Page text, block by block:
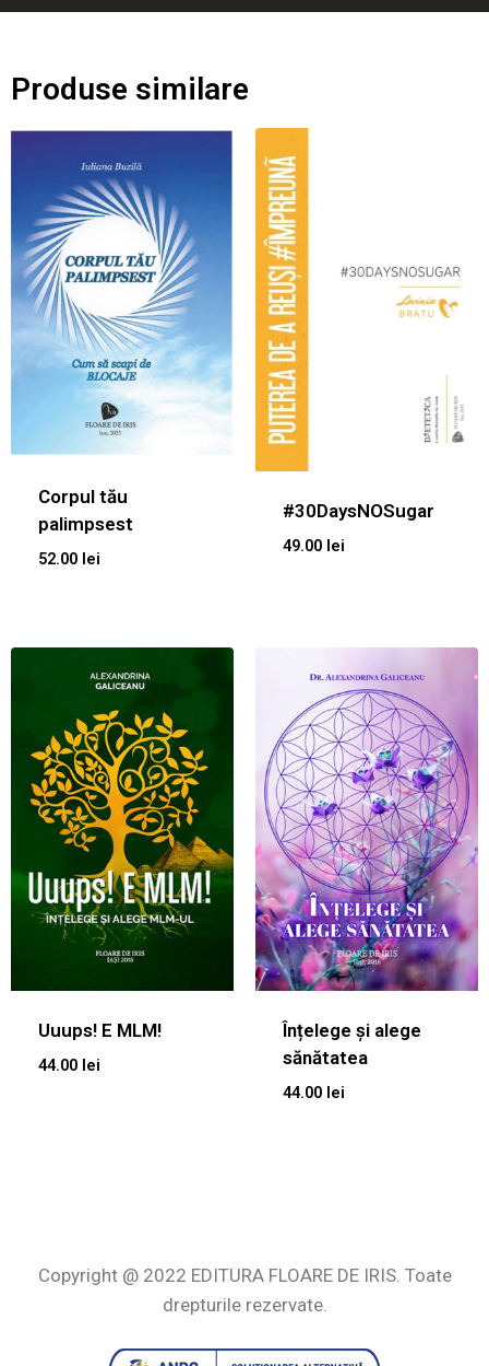
Produse similare
Corpul tău
palimpsest
52.00 lei
#30DaysNOSugar
49.00 lei
Uuups! E MLM!
44.00 lei
Înțelege și alege
sănătatea
44.00 lei
Copyright @ 2022 EDITURA FLOARE DE IRIS. Toate
drepturile rezervate.